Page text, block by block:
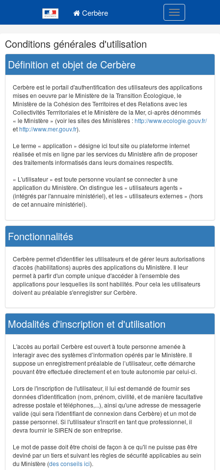
Cerbère Toggle
Navigation
et
outils
annexes
Conditions générales d'utilisation
Définition et objet de Cerbère
Cerbère est le portail d'authentification des utilisateurs des applications
mises en oeuvre par le Ministère de la Transition Écologique, le
Ministère de la Cohésion des Territoires et des Relations avec les
Collectivités Terrritoriales et le Ministère de la Mer, ci-après dénommés
« le Ministère » (voir les sites des Ministères :http://www.ecologie.gouv.fr/
ethttp://www.mer.gouv.fr).
Le terme « application » désigne ici tout site ou plateforme internet
réalisée et mis en ligne par les services du Ministère afin de proposer
des traitements informatisés dans leurs domaines respectifs.
« L'utilisateur » est toute personne voulant se connecter à une
application du Ministère. On distingue les « utilisateurs agents »
(intégrés par l'annuaire ministériel), et les « utilisateurs externes » (hors
de cet annuaire ministériel).
Fonctionnalités
Cerbère permet d'identifier les utilisateurs et de gérer leurs autorisations
d'accès (habilitations) auprès des applications du Ministère. Il leur
permet à partir d'un compte unique d'accéder à l'ensemble des
applications pour lesquelles ils sont habilités. Pour cela les utilisateurs
doivent au préalable s'enregistrer sur Cerbère.
Modalités d'inscription et d'utilisation
L'accès au portail Cerbère est ouvert à toute personne amenée à
interagir avec des systèmes d’information opérés par le Ministère. Il
suppose un enregistrement préalable de l’utilisateur, cette démarche
pouvant être effectuée directement et en toute autonomie par celui-ci.
Lors de l'inscription de l'utilisateur, il lui est demandé de fournir ses
données d'identification (nom, prénom, civilité, et de manière facultative
adresse postale et téléphones,...), ainsi qu'une adresse de messagerie
valide (qui sera l'identifiant de connexion dans Cerbère) et un mot de
passe personnel. Si l'utilisateur s'inscrit en tant que professionnel, il
devra fournir le SIREN de son entreprise.
Le mot de passe doit être choisi de façon à ce qu'il ne puisse pas être
deviné par un tiers et suivant les règles de sécurité applicables au sein
du Ministère (des conseils ici).